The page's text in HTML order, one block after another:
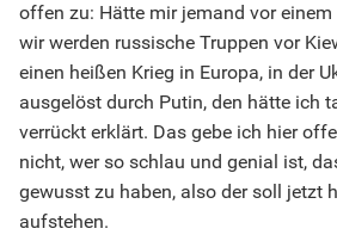
offen zu: Hätte mir jemand vor
wir werden russische Truppen vor
einen heißen Krieg in Europa, in der
ausgelöst durch Putin, den hätte ich
verrückt erklärt. Das gebe ich hier
nicht, wer so schlau und genial ist,
gewusst zu haben, also der soll jetzt
aufstehen.